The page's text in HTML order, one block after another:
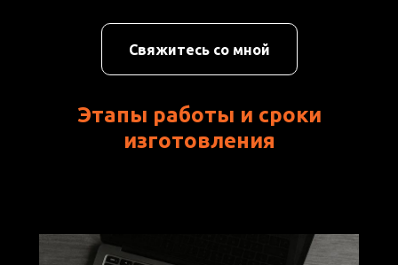
Свяжитесь со мной
Этапы работы и сроки
изготовления